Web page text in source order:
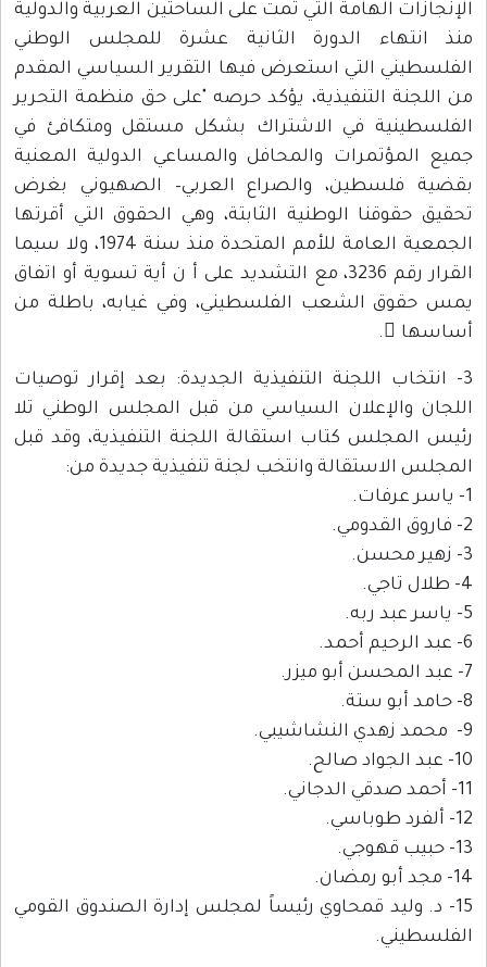
الإنجازات الهامة التي تمت على الساحتين العربية والدولية
منذ انتهاء الدورة الثانية عشرة للمجلس الوطني
الفلسطيني التي استعرض فيها التقرير السياسي المقدم
من اللجنة التنفيذية، يؤكد حرصه "على حق منظمة التحرير
الفلسطينية في الاشتراك بشكل مستقل ومتكافئ في
جميع المؤتمرات والمحافل والمساعي الدولية المعنية
بقضية فلسطين، والصراع العربي– الصهيوني بغرض
تحقيق حقوقنا الوطنية الثابتة، وهي الحقوق التي أقرتها
الجمعية العامة للأمم المتحدة منذ سنة 1974، ولا سيما
القرار رقم 3236، مع التشديد على أ ن أية تسوية أو اتفاق
يمس حقوق الشعب الفلسطيني، وفي غيابه، باطلة من
أساسها ً.
3- انتخاب اللجنة التنفيذية الجديدة: بعد إقرار توصيات
اللجان والإعلان السياسي من قبل المجلس الوطني تلا
رئيس المجلس كتاب استقالة اللجنة التنفيذية، وقد قبل
المجلس الاستقالة وانتخب لجنة تنفيذية جديدة من:
1- ياسر عرفات.
2- فاروق القدومي.
3- زهير محسن.
4- طلال تاجي.
5- ياسر عبد ربه.
6- عبد الرحيم أحمد.
7- عبد المحسن أبو ميزر.
8- حامد أبو ستة.
9- محمد زهدي النشاشيبي.
10- عبد الجواد صالح.
11- أحمد صدقي الدجاني.
12- ألفرد طوباسي.
13- حبيب قهوجي.
14- مجد أبو رمضان.
15- د. وليد قمحاوي رئيساً لمجلس إدارة الصندوق القومي
الفلسطيني.